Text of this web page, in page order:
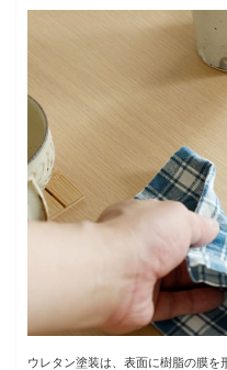
ウレタン塗装は、表面に樹脂の膜